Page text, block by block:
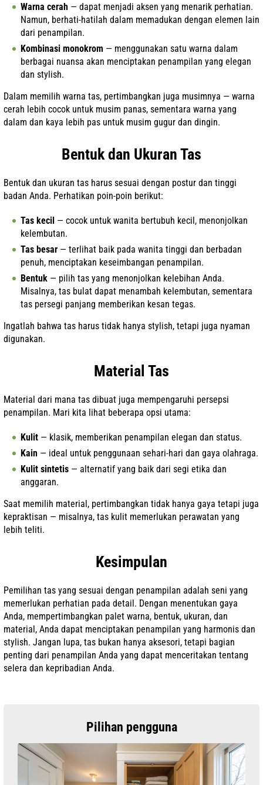
Warna cerah — dapat menjadi aksen yang menarik perhatian.
Namun, berhati-hatilah dalam memadukan dengan elemen lain
dari penampilan.
Kombinasi monokrom — menggunakan satu warna dalam
berbagai nuansa akan menciptakan penampilan yang elegan
dan stylish.
Dalam memilih warna tas, pertimbangkan juga musimnya — warna
cerah lebih cocok untuk musim panas, sementara warna yang
dalam dan kaya lebih pas untuk musim gugur dan dingin.
Bentuk dan Ukuran Tas
Bentuk dan ukuran tas harus sesuai dengan postur dan tinggi
badan Anda. Perhatikan poin-poin berikut:
Tas kecil — cocok untuk wanita bertubuh kecil, menonjolkan
kelembutan.
Tas besar — terlihat baik pada wanita tinggi dan berbadan
penuh, menciptakan keseimbangan penampilan.
Bentuk — pilih tas yang menonjolkan kelebihan Anda.
Misalnya, tas bulat dapat menambah kelembutan, sementara
tas persegi panjang memberikan kesan tegas.
Ingatlah bahwa tas harus tidak hanya stylish, tetapi juga nyaman
digunakan.
Material Tas
Material dari mana tas dibuat juga mempengaruhi persepsi
penampilan. Mari kita lihat beberapa opsi utama:
Kulit — klasik, memberikan penampilan elegan dan status.
Kain — ideal untuk penggunaan sehari-hari dan gaya olahraga.
Kulit sintetis — alternatif yang baik dari segi etika dan
anggaran.
Saat memilih material, pertimbangkan tidak hanya gaya tetapi juga
kepraktisan — misalnya, tas kulit memerlukan perawatan yang
lebih teliti.
Kesimpulan
Pemilihan tas yang sesuai dengan penampilan adalah seni yang
memerlukan perhatian pada detail. Dengan menentukan gaya
Anda, mempertimbangkan palet warna, bentuk, ukuran, dan
material, Anda dapat menciptakan penampilan yang harmonis dan
stylish. Jangan lupa, tas bukan hanya aksesori, tetapi bagian
penting dari penampilan Anda yang dapat menceritakan tentang
selera dan kepribadian Anda.
Pilihan pengguna